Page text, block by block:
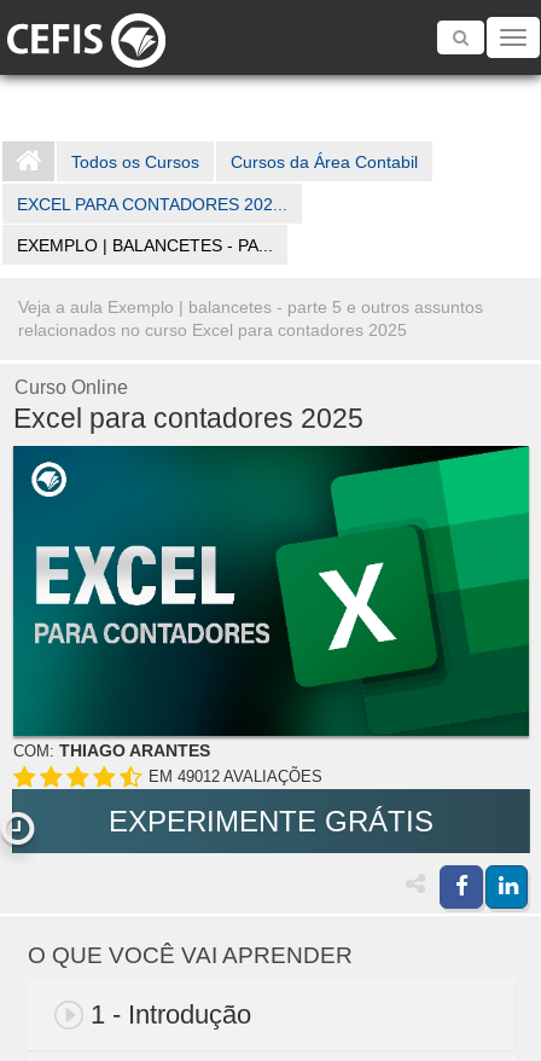
Toggle
Todos os Cursos Cursos da Área Contabil
EXCEL PARA CONTADORES 202...
EXEMPLO | BALANCETES - PA...
Veja a aula Exemplo | balancetes - parte 5 e outros assuntos
relacionados no curso Excel para contadores 2025
Curso Online
Excel para contadores 2025
COM: THIAGO ARANTES
EM 49012 AVALIAÇÕES
EXPERIMENTE GRÁTIS
O QUE VOCÊ VAI APRENDER
1 - Introdução